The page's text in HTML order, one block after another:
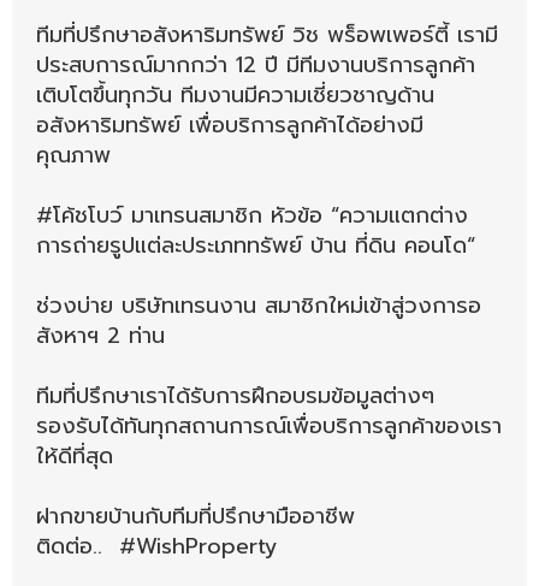
ทีมที่ปรึกษาอสังหาริมทรัพย์ วิช พร็อพเพอร์ตี้ เรามี
ประสบการณ์มากกว่า 12 ปี มีทีมงานบริการลูกค้า
เติบโตขึ้นทุกวัน ทีมงานมีความเชี่ยวชาญด้าน
อสังหาริมทรัพย์ เพื่อบริการลูกค้าได้อย่างมี
คุณภาพ
#โค้ชโบว์ มาเทรนสมาชิก หัวข้อ “ความแตกต่าง
การถ่ายรูปแต่ละประเภททรัพย์ บ้าน ที่ดิน คอนโด“
ช่วงบ่าย บริษัทเทรนงาน สมาชิกใหม่เข้าสู่วงการอ
สังหาฯ 2 ท่าน
ทีมที่ปรึกษาเราได้รับการฝึกอบรมข้อมูลต่างๆ
รองรับได้ทันทุกสถานการณ์เพื่อบริการลูกค้าของเรา
ให้ดีที่สุด
ฝากขายบ้านกับทีมที่ปรึกษามืออาชีพ
ติดต่อ.. #WishProperty